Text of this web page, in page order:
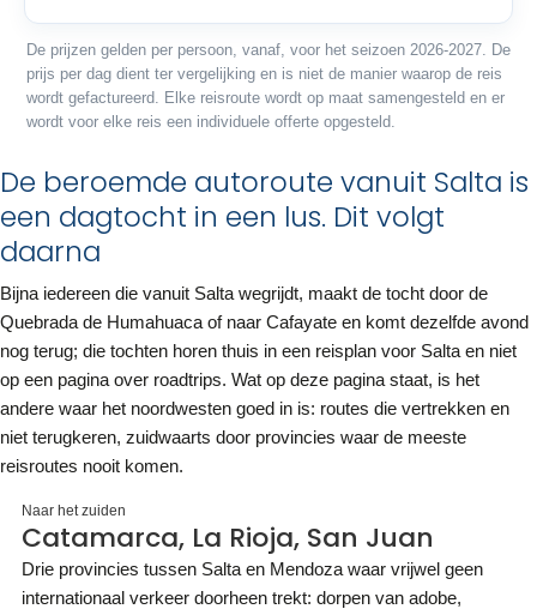
De prijzen gelden per persoon, vanaf, voor het seizoen 2026-2027. De
prijs per dag dient ter vergelijking en is niet de manier waarop de reis
wordt gefactureerd. Elke reisroute wordt op maat samengesteld en er
wordt voor elke reis een individuele offerte opgesteld.
De beroemde autoroute vanuit Salta is
een dagtocht in een lus. Dit volgt
daarna
Bijna iedereen die vanuit Salta wegrijdt, maakt de tocht door de
Quebrada de Humahuaca of naar Cafayate en komt dezelfde avond
nog terug; die tochten horen thuis in een reisplan voor Salta en niet
op een pagina over roadtrips. Wat op deze pagina staat, is het
andere waar het noordwesten goed in is: routes die vertrekken en
niet terugkeren, zuidwaarts door provincies waar de meeste
reisroutes nooit komen.
Naar het zuiden
Catamarca, La Rioja, San Juan
Drie provincies tussen Salta en Mendoza waar vrijwel geen
internationaal verkeer doorheen trekt: dorpen van adobe,